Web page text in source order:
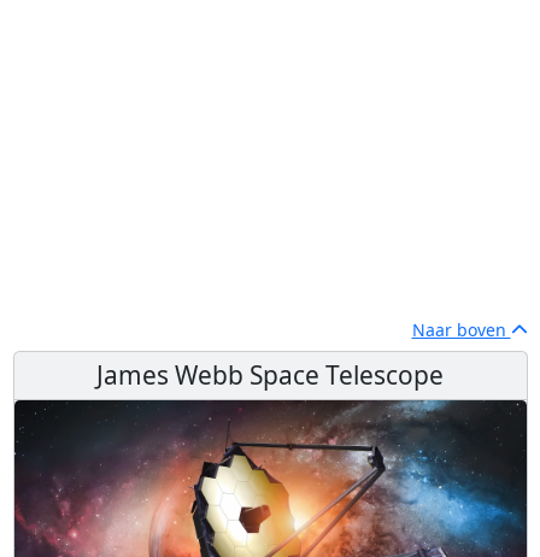
Naar boven
James Webb Space Telescope